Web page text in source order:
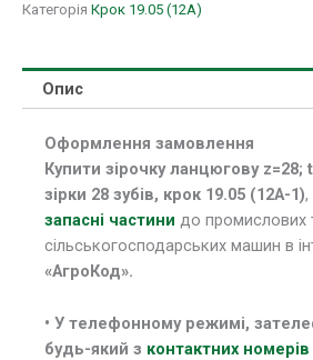
Категорія Крок 19.05 (12А)
Опис
Оформлення замовлення
Купити зірочку ланцюгову z=28;
зірки 28 зубів, крок 19.05 (12А-1),
запасні частини до промислових
сільськогосподарських машин в
«АгроКод».
• У телефонному режимі,
будь-який з контактних